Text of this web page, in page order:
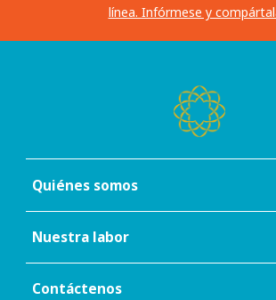
línea. Infórmese y
Quiénes somos
Nuestra labor
Contáctenos